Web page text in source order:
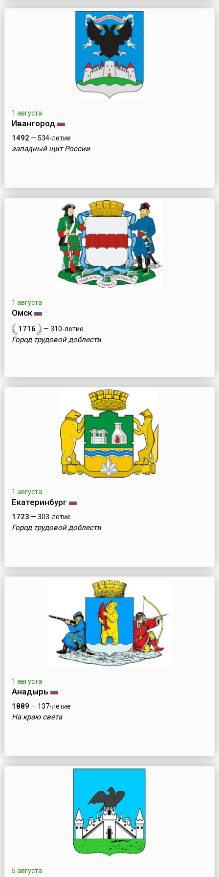
1 августа
Ивангород
1492 — 534-летие
западный щит России
1 августа
Омск
1716 — 310-летие
Город трудовой доблести
1 августа
Екатеринбург
1723 — 303-летие
Город трудовой доблести
1 августа
Анадырь
1889 — 137-летие
На краю света
5 августа